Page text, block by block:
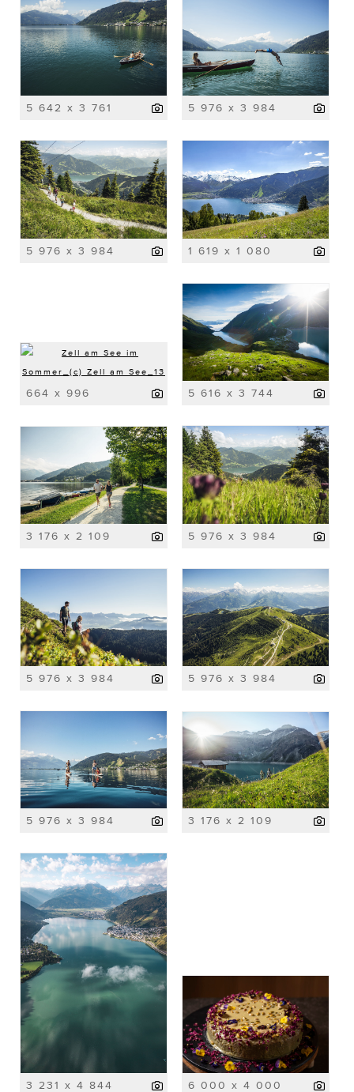
5 642 x 3 761 5 976 x 3 984
5 976 x 3 984 1 619 x 1 080
664 x 996 5 616 x 3 744
3 176 x 2 109 5 976 x 3 984
5 976 x 3 984 5 976 x 3 984
5 976 x 3 984 3 176 x 2 109
3 231 x 4 844 6 000 x 4 000